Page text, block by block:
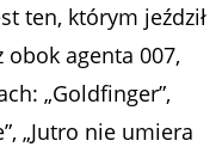
ten, którym jeździł
obok agenta 007,
„Goldfinger”,
„Jutro nie umiera